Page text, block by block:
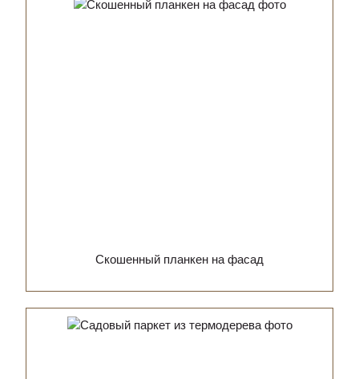
Скошенный планкен на фасад